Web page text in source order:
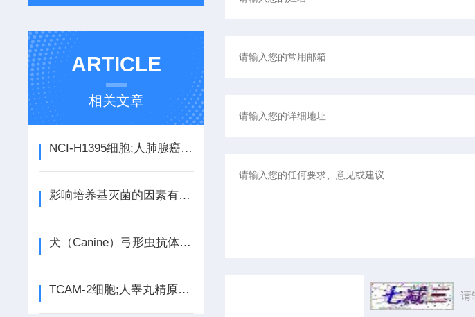
请
ARTICLE
相关文章
NCI-H1395细胞;人肺腺癌细胞说明书
影响培养基灭菌的因素有哪些？
犬（Canine）弓形虫抗体（Tox-Ab） ELISA检测试剂盒产品介绍
TCAM-2细胞;人睾丸精原瘤细胞